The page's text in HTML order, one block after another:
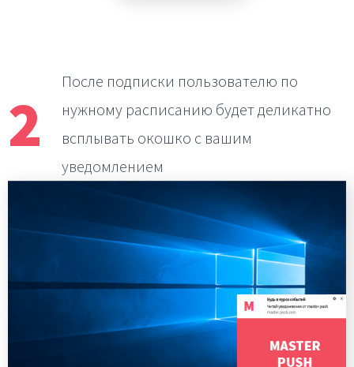
2
После подписки пользователю по
нужному расписанию будет деликатно
всплывать окошко с вашим
уведомлением